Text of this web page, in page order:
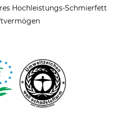
Hochleistungs-Schmierfett